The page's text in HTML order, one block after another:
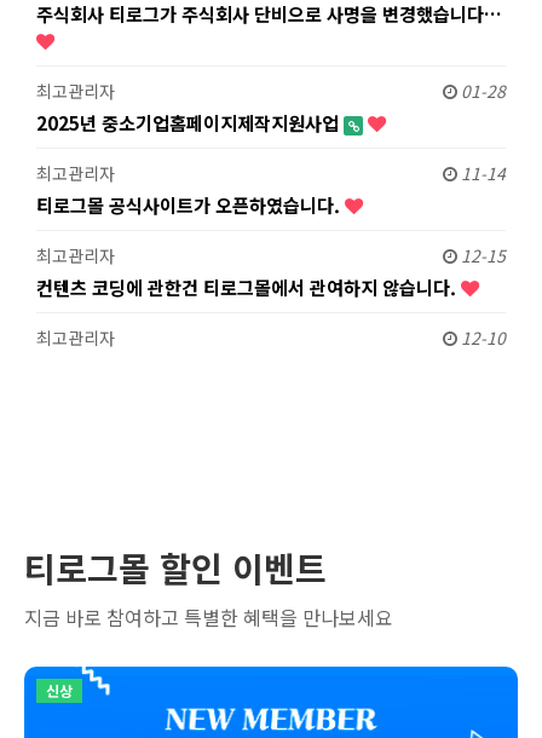
주식회사 티로그가 주식회사 단비으로 사명을 변경했습니다…
최고관리자 01-28
2025년 중소기업홈페이지제작지원사업
최고관리자 11-14
티로그몰 공식사이트가 오픈하였습니다.
최고관리자 12-15
컨텐츠 코딩에 관한건 티로그몰에서 관여하지 않습니다.
최고관리자 12-10
티로그몰 할인 이벤트
지금 바로 참여하고 특별한 혜택을 만나보세요
신상